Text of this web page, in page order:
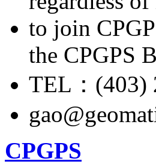
to join
the CPGPS
TEL：(403)
CPGPS